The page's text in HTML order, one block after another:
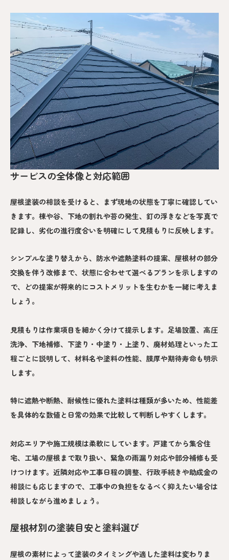
サービスの全体像と対応範囲
屋根塗装の相談を受けると、まず現地の状態を丁寧に確認してい
きます。棟や谷、下地の割れや苔の発生、釘の浮きなどを写真で
記録し、劣化の進行度合いを明確にして見積もりに反映します。
シンプルな塗り替えから、防水や遮熱塗料の提案、屋根材の部分
交換を伴う改修まで、状態に合わせて選べるプランを示しますの
で、どの提案が将来的にコストメリットを生むかを一緒に考えま
しょう。
見積もりは作業項目を細かく分けて提示します。足場設置、高圧
洗浄、下地補修、下塗り・中塗り・上塗り、廃材処理といった工
程ごとに説明して、材料名や塗料の性能、膜厚や期待寿命も明示
します。
特に遮熱や断熱、耐候性に優れた塗料は種類が多いため、性能差
を具体的な数値と日常の効果で比較して判断しやすくします。
対応エリアや施工規模は柔軟にしています。戸建てから集合住
宅、工場の屋根まで取り扱い、緊急の雨漏り対応や部分補修も受
けつけます。近隣対応や工事日程の調整、行政手続きや助成金の
相談にも応じますので、工事中の負担をなるべく抑えたい場合は
相談しながら進めましょう。
屋根材別の塗装目安と塗料選び
屋根の素材によって塗装のタイミングや適した塗料は変わりま